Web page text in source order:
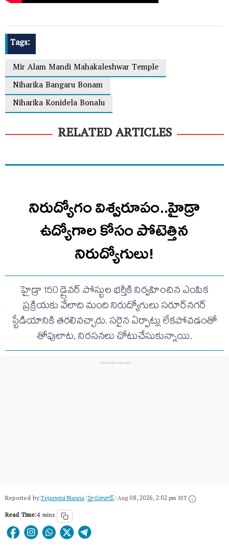
Tags:
Mir Alam Mandi Mahakaleshwar Temple
Niharika Bangaru Bonam
Niharika Konidela Bonalu
RELATED ARTICLES
నిరుద్యోగం విశ్వరూపం..హైడ్రా
ఉద్యోగాల కోసం పోటెత్తిన
నిరుద్యోగులు!
హైడ్రా 150 డ్రైవర్ పోస్టుల భర్తీకి నిర్వహించిన ఎంపిక
ప్రక్రియకు వేలాది మంది నిరుద్యోగులు సరూర్‌నగర్
స్టేడియానికి తరలివచ్చారు. సరైన ఏర్పాట్లు లేకపోవడంతో
తోపులాట, నిరసనలు చోటుచేసుకున్నాయి.
Reported by:Tejaswini Nanna|హైదరాబాద్​|Aug 08, 2026, 2:02 pm IST
Read Time:4 mins